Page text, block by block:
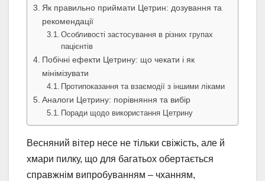
Як правильно приймати Цетрин: дозування та
рекомендації
Особливості застосування в різних групах
пацієнтів
Побічні ефекти Цетрину: що чекати і як
мінімізувати
Протипоказання та взаємодії з іншими ліками
Аналоги Цетрину: порівняння та вибір
Поради щодо використання Цетрину
Весняний вітер несе не тільки свіжість, але й
хмари пилку, що для багатьох обертається
справжнім випробуванням – чханням,